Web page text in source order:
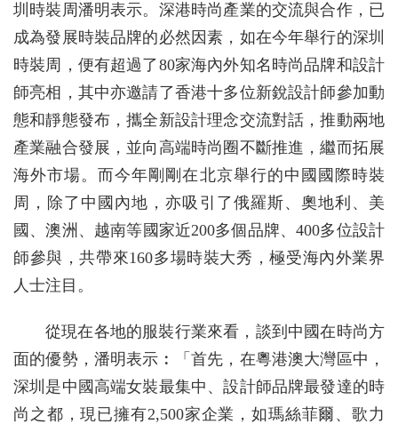
圳時裝周潘明表示。深港時尚產業的交流與合作，已
成為發展時裝品牌的必然因素，如在今年舉行的深圳
時裝周，便有超過了80家海內外知名時尚品牌和設計
師亮相，其中亦邀請了香港十多位新銳設計師參加動
態和靜態發布，攜全新設計理念交流對話，推動兩地
產業融合發展，並向高端時尚圈不斷推進，繼而拓展
海外市場。而今年剛剛在北京舉行的中國國際時裝
周，除了中國內地，亦吸引了俄羅斯、奧地利、美
國、澳洲、越南等國家近200多個品牌、400多位設計
師參與，共帶來160多場時裝大秀，極受海內外業界
人士注目。
從現在各地的服裝行業來看，談到中國在時尚方
面的優勢，潘明表示︰「首先，在粵港澳大灣區中，
深圳是中國高端女裝最集中、設計師品牌最發達的時
尚之都，現已擁有2,500家企業，如瑪絲菲爾、歌力